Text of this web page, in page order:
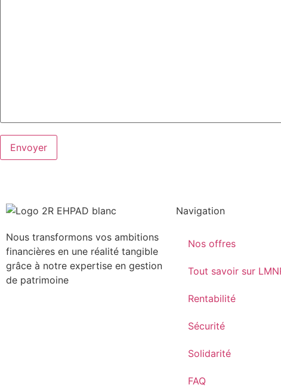
Nous transformons vos ambitions
financières en une réalité tangible
grâce à notre expertise en gestion
de patrimoine
Navigation
Nos offres
Tout savoir sur
Rentabilité
Sécurité
Solidarité
FAQ